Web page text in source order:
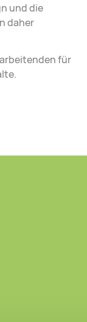
und die
daher
für